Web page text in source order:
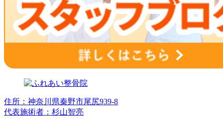
住所：神奈川県秦野市尾尻939-8
代表施術者：杉山智亮